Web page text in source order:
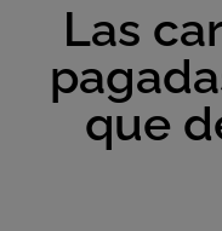
Las
que